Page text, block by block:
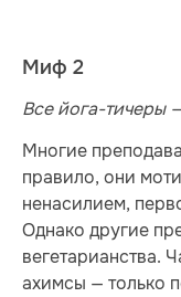
Миф 2
Все йога-тичеры
Многие
правило, они
ненасилием,
Однако другие
вегетарианства.
ахимсы — только